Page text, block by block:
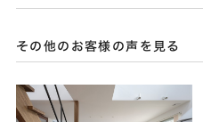
その他のお客様の声を見る